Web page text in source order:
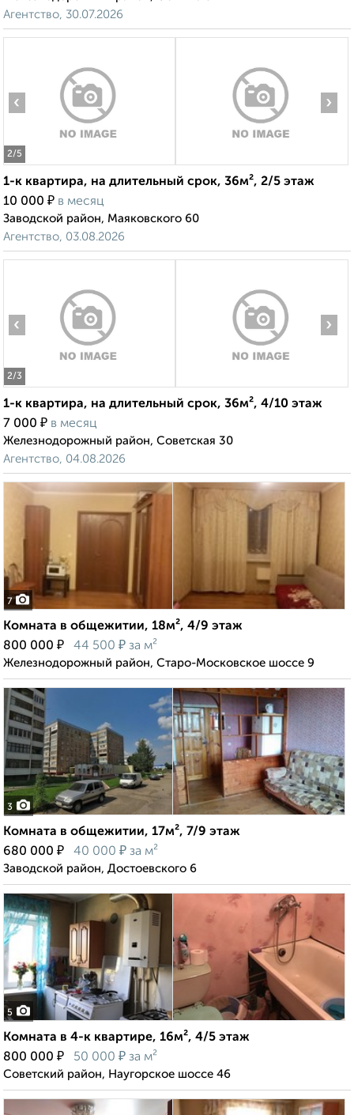
Агентство, 30.07.2026
2/5
‹ ›
1-к квартира, на длительный срок, 36м², 2/5 этаж
10 000 ₽ в месяц
Заводской район, Маяковского 60
Агентство, 03.08.2026
2/3
‹ ›
1-к квартира, на длительный срок, 36м², 4/10 этаж
7 000 ₽ в месяц
Железнодорожный район, Советская 30
Агентство, 04.08.2026
7
Комната в общежитии, 18м², 4/9 этаж
800 000 ₽ 44 500 ₽ за м²
Железнодорожный район, Старо-Московское шоссе 9
3
Комната в общежитии, 17м², 7/9 этаж
680 000 ₽ 40 000 ₽ за м²
Заводской район, Достоевского 6
5
Комната в 4-к квартире, 16м², 4/5 этаж
800 000 ₽ 50 000 ₽ за м²
Советский район, Наугорское шоссе 46